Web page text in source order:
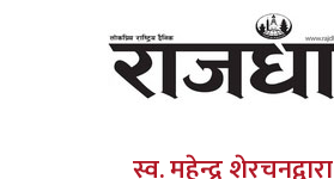
स्व. महेन्द्र